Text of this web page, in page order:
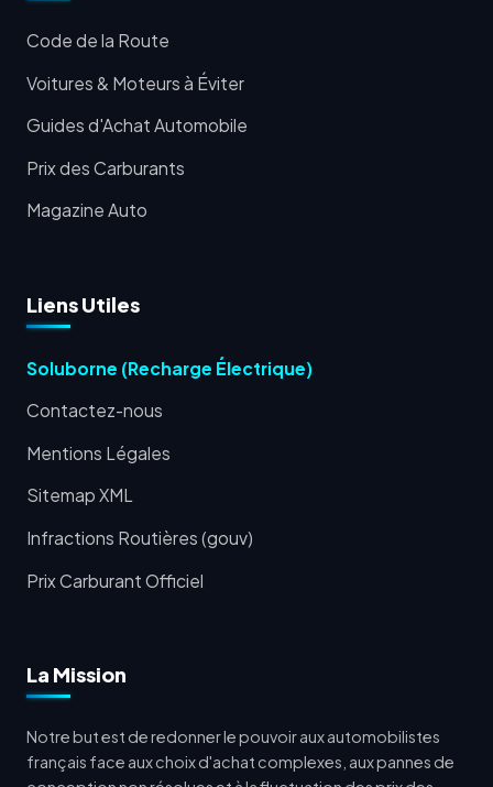
Code de la Route
Voitures & Moteurs à Éviter
Guides d'Achat Automobile
Prix des Carburants
Magazine Auto
Liens Utiles
Soluborne (Recharge Électrique)
Contactez-nous
Mentions Légales
Sitemap XML
Infractions Routières (gouv)
Prix Carburant Officiel
La Mission
Notre but est de redonner le pouvoir aux automobilistes
français face aux choix d'achat complexes, aux pannes de